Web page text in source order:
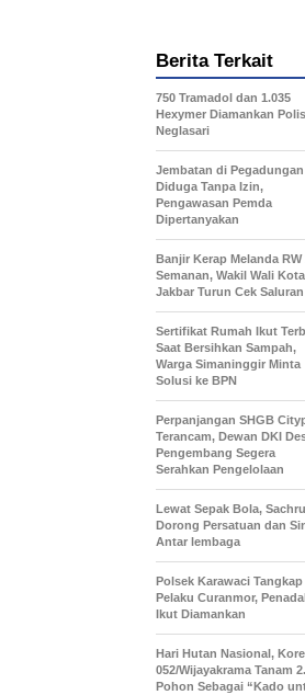
Berita Terkait
750 Tramadol dan 1.035
Hexymer Diamankan
Neglasari
Jembatan di Pegadungan
Diduga Tanpa Izin,
Pengawasan Pemda
Dipertanyakan
Banjir Kerap Melanda RW
Semanan, Wakil Wali Kota
Jakbar Turun Cek
Sertifikat Rumah Ikut
Saat Bersihkan Sampah,
Warga Simaninggir Minta
Solusi ke BPN
Perpanjangan SHGB
Terancam, Dewan DKI
Pengembang Segera
Serahkan Pengelolaan
Lewat Sepak Bola,
Dorong Persatuan dan
Antar lembaga
Polsek Karawaci Tangkap
Pelaku Curanmor,
Ikut Diamankan
Hari Hutan Nasional,
052/Wijayakrama Tanam
Pohon Sebagai “Kado